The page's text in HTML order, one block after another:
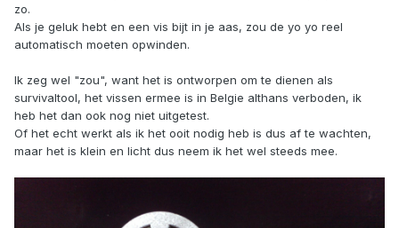
zo.
Als je geluk hebt en een vis bijt in je aas, zou de yo yo reel
automatisch moeten opwinden.
Ik zeg wel "zou", want het is ontworpen om te dienen als
survivaltool, het vissen ermee is in Belgie althans verboden, ik
heb het dan ook nog niet uitgetest.
Of het echt werkt als ik het ooit nodig heb is dus af te wachten,
maar het is klein en licht dus neem ik het wel steeds mee.